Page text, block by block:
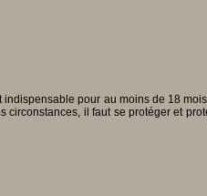
pour au moins de 18
circonstances, il faut se protéger et